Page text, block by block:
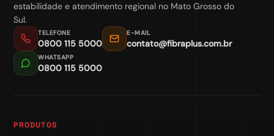
estabilidade e atendimento regional no Mato Grosso do
Sul.
TELEFONE
0800 115 5000
E-MAIL
contato@fibraplus.com.br
WHATSAPP
0800 115 5000
PRODUTOS